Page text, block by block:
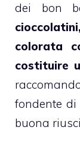
dei bon
cioccolatini
colorata
costituire
fondente di
buona